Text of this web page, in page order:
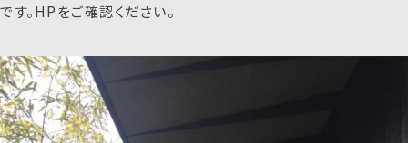
です。HPをご確認ください。